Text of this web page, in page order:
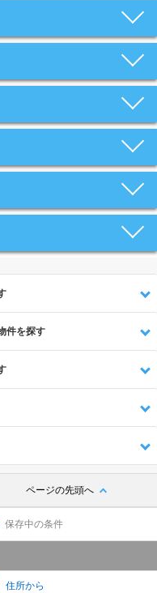
件を探す
ページの先頭へ
保存中の条件
住所から